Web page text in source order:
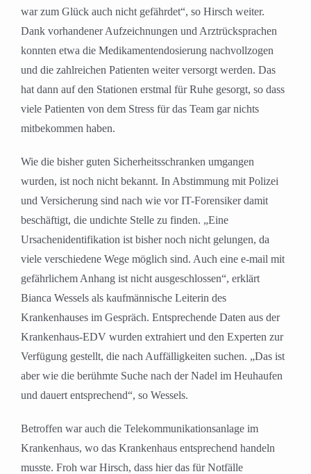
war zum Glück auch nicht gefährdet“, so Hirsch weiter.
Dank vorhandener Aufzeichnungen und Arztrücksprachen
konnten etwa die Medikamentendosierung nachvollzogen
und die zahlreichen Patienten weiter versorgt werden. Das
hat dann auf den Stationen erstmal für Ruhe gesorgt, so dass
viele Patienten von dem Stress für das Team gar nichts
mitbekommen haben.
Wie die bisher guten Sicherheitsschranken umgangen
wurden, ist noch nicht bekannt. In Abstimmung mit Polizei
und Versicherung sind nach wie vor IT-Forensiker damit
beschäftigt, die undichte Stelle zu finden. „Eine
Ursachenidentifikation ist bisher noch nicht gelungen, da
viele verschiedene Wege möglich sind. Auch eine e-mail mit
gefährlichem Anhang ist nicht ausgeschlossen“, erklärt
Bianca Wessels als kaufmännische Leiterin des
Krankenhauses im Gespräch. Entsprechende Daten aus der
Krankenhaus-EDV wurden extrahiert und den Experten zur
Verfügung gestellt, die nach Auffälligkeiten suchen. „Das ist
aber wie die berühmte Suche nach der Nadel im Heuhaufen
und dauert entsprechend“, so Wessels.
Betroffen war auch die Telekommunikationsanlage im
Krankenhaus, wo das Krankenhaus entsprechend handeln
musste. Froh war Hirsch, dass hier das für Notfälle